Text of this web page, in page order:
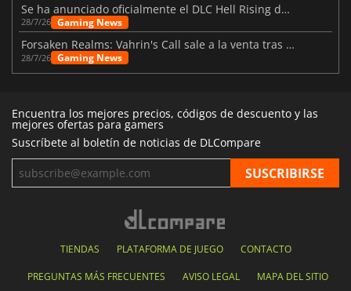
Se ha anunciado oficialmente el DLC Hell Rising de Nioh 3
28/7/26 Gaming News
Forsaken Realms: Vahrin's Call sale a la venta tras una década
28/7/26 Gaming News
Encuentra los mejores precios, códigos de descuento y las
mejores ofertas para gamers
Suscríbete al boletín de noticias de DLCompare
TIENDAS PLATAFORMA DE JUEGO CONTACTO
PREGUNTAS MÁS FRECUENTES AVISO LEGAL MAPA DEL SITIO